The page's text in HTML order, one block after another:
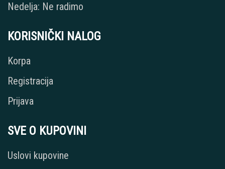
Nedelja: Ne radimo
KORISNIČKI NALOG
Korpa
Registracija
Prijava
SVE O KUPOVINI
Uslovi kupovine